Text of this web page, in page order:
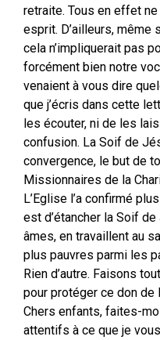
retraite. Tous en effet
esprit. D’ailleurs, même
cela n’impliquerait pas
forcément bien notre
venaient à vous dire
que j’écris dans cette
les écouter, ni de les
confusion. La Soif de
convergence, le but de
Missionnaires de la
L’Eglise l’a confirmé
est d’étancher la Soif
âmes, en travaillent au
plus pauvres parmi les
Rien d’autre. Faisons
pour protéger ce don de
Chers enfants, faites-
attentifs à ce que je